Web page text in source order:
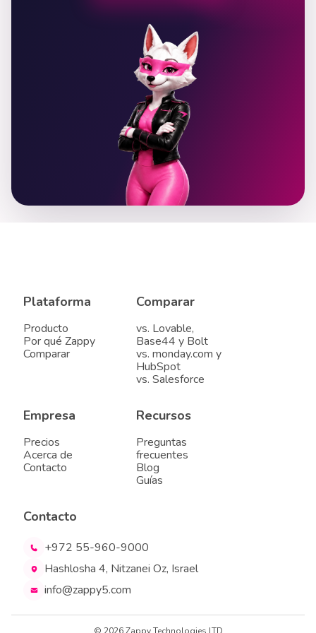
Plataforma
Producto
Por qué Zappy
Comparar
Comparar
vs. Lovable,
Base44 y Bolt
vs. monday.com y
HubSpot
vs. Salesforce
Empresa
Precios
Acerca de
Contacto
Recursos
Preguntas
frecuentes
Blog
Guías
Contacto
+972 55-960-9000
Hashlosha 4, Nitzanei Oz, Israel
info@zappy5.com